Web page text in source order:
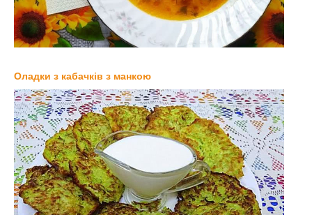
Оладки з кабачків з манкою